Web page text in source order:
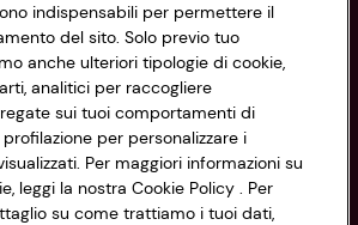
COOPERATIVA
40127 BOLOGNA
Imprese
indispensabili per permettere il
del sito. Solo previo tuo
anche ulteriori tipologie di cookie,
analitici per raccogliere
sui tuoi comportamenti di
profilazione per personalizzare i
Per maggiori informazioni su
leggi la nostra Cookie Policy . Per
su come trattiamo i tuoi dati,